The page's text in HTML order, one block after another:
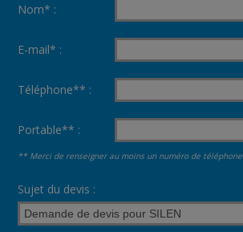
Nom* :
E-mail* :
Téléphone** :
Portable** :
** Merci de renseigner au moins un numéro de téléphone
Sujet du devis :